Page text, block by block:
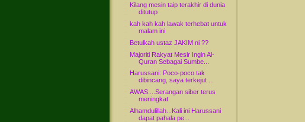
Kilang mesin taip terakhir di dunia
ditutup
kah kah kah lawak terhebat untuk
malam ini
Betulkah ustaz JAKIM ni ??
Majoriti Rakyat Mesir Ingin Al-
Quran Sebagai Sumbe...
Harussani: Poco-poco tak
dibincang, saya terkejut ...
AWAS....Serangan siber terus
meningkat
Alhamdulillah...Kali ini Harussani
dapat pahala pe...